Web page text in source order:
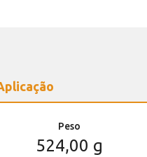
Peso
524,00 g